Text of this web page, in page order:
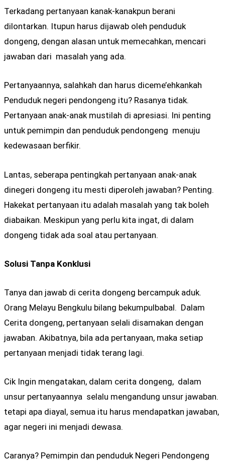
Terkadang pertanyaan kanak-kanakpun berani
dilontarkan. Itupun harus dijawab oleh penduduk
dongeng, dengan alasan untuk memecahkan, mencari
jawaban dari masalah yang ada.
Pertanyaannya, salahkah dan harus diceme’ehkankah
Penduduk negeri pendongeng itu? Rasanya tidak.
Pertanyaan anak-anak mustilah di apresiasi. Ini penting
untuk pemimpin dan penduduk pendongeng menuju
kedewasaan berfikir.
Lantas, seberapa pentingkah pertanyaan anak-anak
dinegeri dongeng itu mesti diperoleh jawaban? Penting.
Hakekat pertanyaan itu adalah masalah yang tak boleh
diabaikan. Meskipun yang perlu kita ingat, di dalam
dongeng tidak ada soal atau pertanyaan.
Solusi Tanpa Konklusi
Tanya dan jawab di cerita dongeng bercampuk aduk.
Orang Melayu Bengkulu bilang bekumpulbabal. Dalam
Cerita dongeng, pertanyaan selali disamakan dengan
jawaban. Akibatnya, bila ada pertanyaan, maka setiap
pertanyaan menjadi tidak terang lagi.
Cik Ingin mengatakan, dalam cerita dongeng, dalam
unsur pertanyaannya selalu mengandung unsur jawaban.
tetapi apa diayal, semua itu harus mendapatkan jawaban,
agar negeri ini menjadi dewasa.
Caranya? Pemimpin dan penduduk Negeri Pendongeng